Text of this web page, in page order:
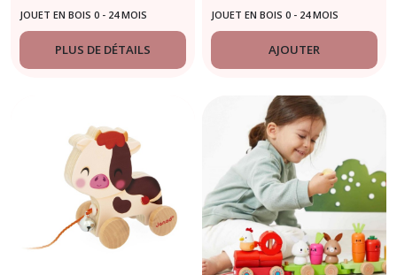
Compagnie – Jeu
éducatif Janod
JOUET EN BOIS 0 - 24 MOIS
PLUS DE DÉTAILS
Bleu – Jouet
d’imitation Janod - 18
JOUET EN BOIS 0 - 24 MOIS
AJOUTER